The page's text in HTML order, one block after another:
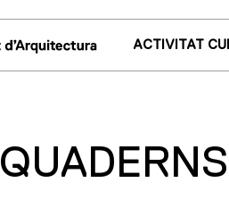
ACTIVITAT